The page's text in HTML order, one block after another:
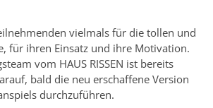
vielmals für die tollen und
für ihren Einsatz und ihre Motivation.
vom HAUS RISSEN ist bereits
bald die neu erschaffene Version
durchzuführen.